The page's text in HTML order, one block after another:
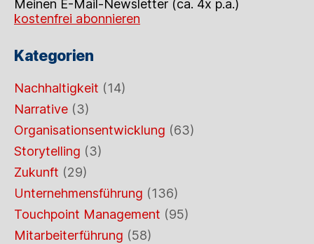
Meinen E-Mail-Newsletter (ca. 4x p.a.)
kostenfrei abonnieren
Kategorien
Nachhaltigkeit (14)
Narrative (3)
Organisationsentwicklung (63)
Storytelling (3)
Zukunft (29)
Unternehmensführung (136)
Touchpoint Management (95)
Mitarbeiterführung (58)